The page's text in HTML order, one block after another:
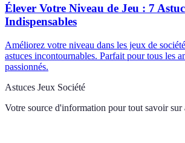
Élever Votre Niveau de Jeu : 7
Indispensables
Améliorez votre niveau dans les jeux de
astuces incontournables. Parfait pour tous les
passionnés.
Astuces Jeux Société
Votre source d'information pour tout savoir sur